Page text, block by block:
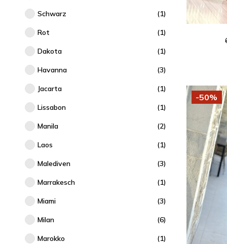
-50%
Schwarz (1)
Rot (1)
Dakota (1)
Havanna (3)
Jacarta (1)
Lissabon (1)
Manila (2)
Laos (1)
Malediven (3)
Marrakesch (1)
Miami (3)
Milan (6)
Marokko (1)